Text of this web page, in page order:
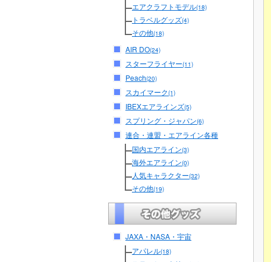
エアクラフトモデル(18)
トラベルグッズ(4)
その他(18)
AIR DO(24)
スターフライヤー(11)
Peach(20)
スカイマーク(1)
IBEXエアラインズ(5)
スプリング・ジャパン(6)
連合・連盟・エアライン各種
国内エアライン(3)
海外エアライン(0)
人気キャラクター(32)
その他(19)
JAXA・NASA・宇宙
アパレル(18)